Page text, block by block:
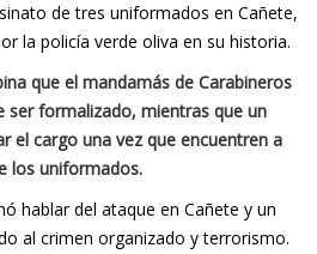
de tres uniformados en Cañete,
la policía verde oliva en su historia.
que el mandamás de Carabineros
ser formalizado, mientras que un
el cargo una vez que encuentren a
los uniformados.
hablar del ataque en Cañete y un
al crimen organizado y terrorismo.